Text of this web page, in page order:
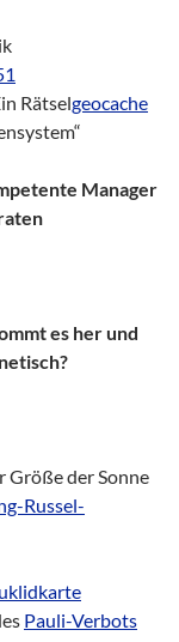
Rätselgeocache
Manager
es her und
Größe der Sonne
Russel-
Pauli-Verbots